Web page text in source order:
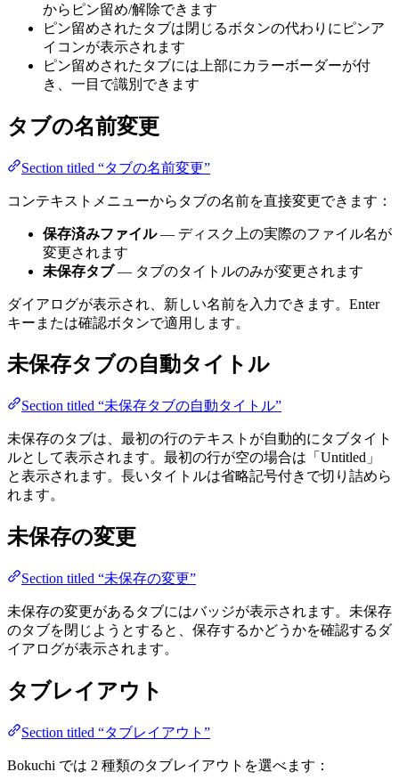
からピン留め/解除できます
ピン留めされたタブは閉じるボタンの代わりにピンア
イコンが表示されます
ピン留めされたタブには上部にカラーボーダーが付
き、一目で識別できます
タブの名前変更
Section titled “タブの名前変更”
コンテキストメニューからタブの名前を直接変更できます：
保存済みファイル— ディスク上の実際のファイル名が
変更されます
未保存タブ— タブのタイトルのみが変更されます
ダイアログが表示され、新しい名前を入力できます。Enter
キーまたは確認ボタンで適用します。
未保存タブの自動タイトル
Section titled “未保存タブの自動タイトル”
未保存のタブは、最初の行のテキストが自動的にタブタイト
ルとして表示されます。最初の行が空の場合は「Untitled」
と表示されます。長いタイトルは省略記号付きで切り詰めら
れます。
未保存の変更
Section titled “未保存の変更”
未保存の変更があるタブにはバッジが表示されます。未保存
のタブを閉じようとすると、保存するかどうかを確認するダ
イアログが表示されます。
タブレイアウト
Section titled “タブレイアウト”
Bokuchi では 2 種類のタブレイアウトを選べます：